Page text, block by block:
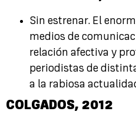
Sin estrenar. El
medios de
relación afectiva y
periodistas de
a la rabiosa
COLGADOS, 2012